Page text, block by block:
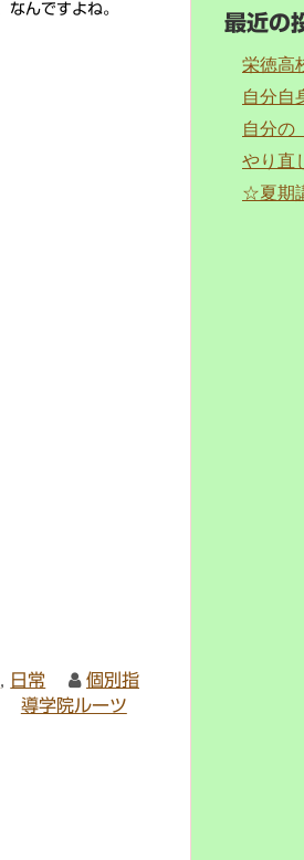
んですよね。
日常
個別指
導学院ルーツ
最近の
栄徳高
自分自
自分の
やり直
☆夏期